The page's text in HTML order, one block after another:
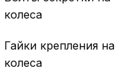
колеса
Гайки крепления на
колеса